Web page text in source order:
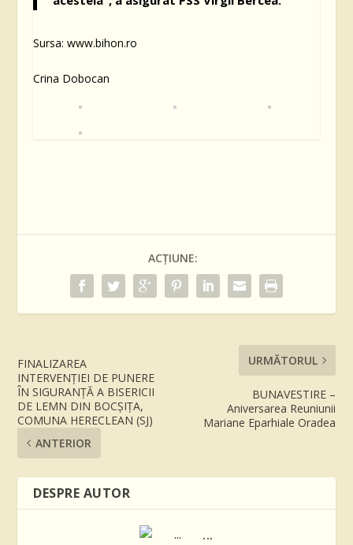
Sursa: www.bihon.ro
Crina Dobocan
ACȚIUNE:
FINALIZAREA
INTERVENȚIEI DE PUNERE
ÎN SIGURANȚĂ A BISERICII
DE LEMN DIN BOCȘIȚA,
COMUNA HERECLEAN (SJ)
ANTERIOR
URMĂTORUL
BUNAVESTIRE –
Aniversarea Reuniunii
Mariane Eparhiale Oradea
DESPRE AUTOR
...